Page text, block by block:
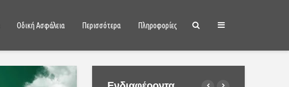
Οδική Ασφάλεια Περισσότερα Πληροφορίες